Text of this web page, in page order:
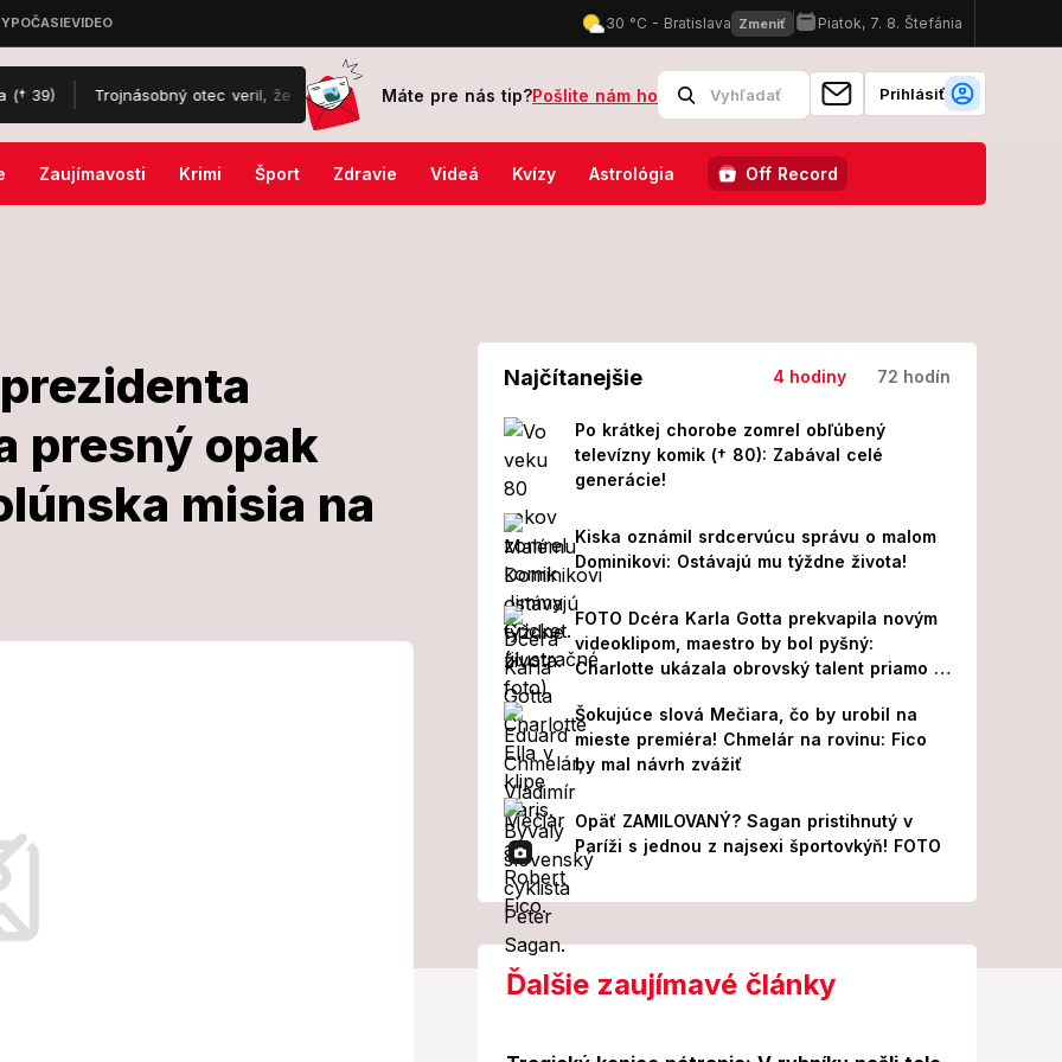
otec veril, že ho na dovolenke poštípal hmyz: Zdrvujúca pravda, bojuje s krutou diagnózou! Štvrtý blok jadrovej elektrárne
Máte pre nás tip?Pošlite nám ho Prihlásiť
Zaujímavosti Krimi Šport Zdravie Videá Kvízy Astrológia Off Record
presný opak
misia na
Deje
toho, čo
štátu dnes dôležitejší než kedykoľvek
Najčítanejšie 4 hodiny 72 hodín
Po krátkej chorobe zomrel obľúbený
televízny komik († 80): Zabával celé
generácie!
Kiska oznámil srdcervúcu správu o malom
Dominikovi: Ostávajú mu týždne života!
FOTO Dcéra Karla Gotta prekvapila novým
videoklipom, maestro by bol pyšný:
Charlotte ukázala obrovský talent priamo v
Šokujúce slová Mečiara, čo by urobil na
mieste premiéra! Chmelár na rovinu: Fico
by mal návrh zvážiť
Opäť ZAMILOVANÝ? Sagan pristihnutý v
Paríži s jednou z najsexi športovkýň! FOTO
Ďalšie zaujímavé články